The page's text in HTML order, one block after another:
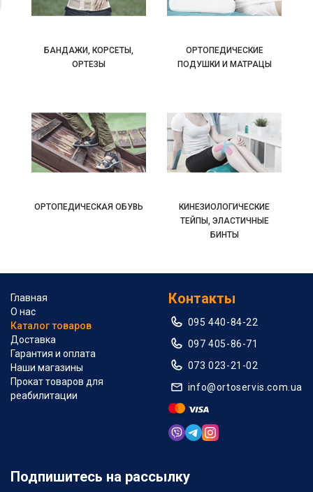
БАНДАЖИ, КОРСЕТЫ,
ОРТЕЗЫ
ОРТОПЕДИЧЕСКИЕ
ПОДУШКИ И МАТРАЦЫ
ОРТОПЕДИЧЕСКАЯ ОБУВЬ
КИНЕЗИОЛОГИЧЕСКИЕ
ТЕЙПЫ, ЭЛАСТИЧНЫЕ
БИНТЫ
Главная
О нас
Каталог товаров
Доставка
Гарантия и оплата
Наши магазины
Прокат товаров для
реабилитации
Контакты
095 440-84-22
097 405-86-71
073 023-21-02
info@ortoservis.com.ua
Подпишитесь на рассылку